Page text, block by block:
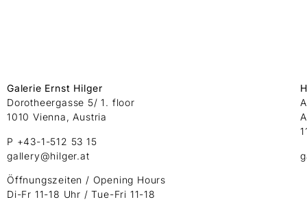
Galerie Ernst Hilger
Dorotheergasse 5/ 1. floor
1010 Vienna, Austria
P +43-1-512 53 15
gallery@hilger.at
Öffnungszeiten / Opening Hours
Di-Fr 11-18 Uhr / Tue-Fri 11-18